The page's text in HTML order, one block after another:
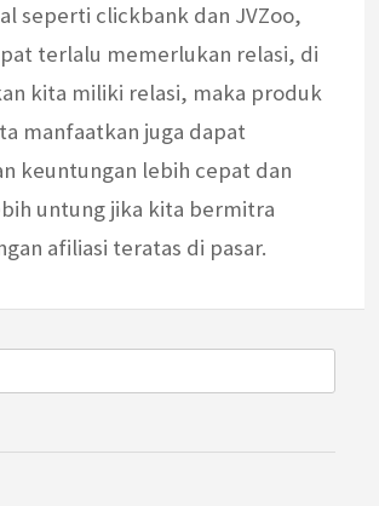
seperti clickbank dan JVZoo,
terlalu memerlukan relasi, di
kita miliki relasi, maka produk
manfaatkan juga dapat
keuntungan lebih cepat dan
untung jika kita bermitra
afiliasi teratas di pasar.